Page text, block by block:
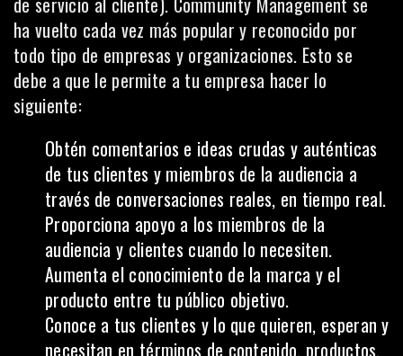
ha vuelto cada vez más popular y reconocido por
todo tipo de empresas y organizaciones. Esto se
debe a que le permite a tu empresa hacer lo
siguiente:
Obtén comentarios e ideas crudas y auténticas
de tus clientes y miembros de la audiencia a
través de conversaciones reales, en tiempo real.
Proporciona apoyo a los miembros de la
audiencia y clientes cuando lo necesiten.
Aumenta el conocimiento de la marca y el
producto entre tu público objetivo.
Conoce a tus clientes y lo que quieren, esperan y
necesitan en términos de contenido, productos,